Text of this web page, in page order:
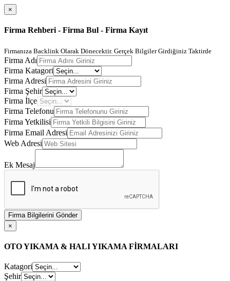
×
Firma Rehberi - Firma Bul - Firma Kayıt
Firmanıza Backlink Olarak Dönecektir. Gerçek Bilgiler Girdiğiniz Taktirde
Firma Adı
Firma Katagori
Firma Adresi
Firma Şehir
Firma İlçe
Firma Telefonu
Firma Yetkilisi
Firma Email Adresi
Web Adresi
Ek Mesaj
Firma Bilgilerini Gönder
×
OTO YIKAMA & HALI YIKAMA FİRMALARI
Katagori
Şehir